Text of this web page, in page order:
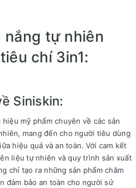
nắng tự nhiên
chí 3in1:
Siniskin:
mỹ phẩm chuyên về các sản
mang đến cho người tiêu dùng
hiệu quả và an toàn. Với cam kết
liệu tự nhiên và quy trình sản xuất
chỉ tạo ra những sản phẩm chăm
đảm bảo an toàn cho người sử